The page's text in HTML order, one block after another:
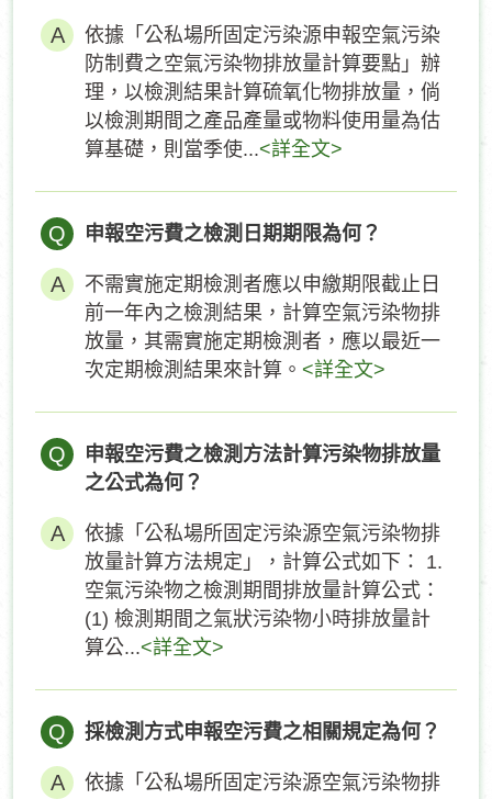
依據「公私場所固定污染源申報空氣污染
防制費之空氣污染物排放量計算要點」辦
理，以檢測結果計算硫氧化物排放量，倘
以檢測期間之產品產量或物料使用量為估
算基礎，則當季使...<詳全文>
Q 申報空污費之檢測日期期限為何？
不需實施定期檢測者應以申繳期限截止日
前一年內之檢測結果，計算空氣污染物排
放量，其需實施定期檢測者，應以最近一
次定期檢測結果來計算。 <詳全文>
Q
申報空污費之檢測方法計算污染物排放量
之公式為何？
依據「公私場所固定污染源空氣污染物排
放量計算方法規定」，計算公式如下： 1.
空氣污染物之檢測期間排放量計算公式：
(1) 檢測期間之氣狀污染物小時排放量計
算公...<詳全文>
Q 採檢測方式申報空污費之相關規定為何？
依據「公私場所固定污染源空氣污染物排